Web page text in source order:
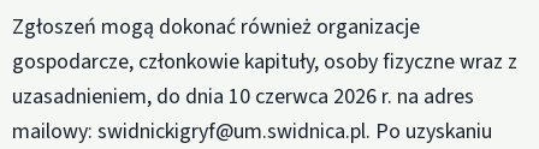
Zgłoszeń mogą dokonać również organizacje
gospodarcze, członkowie kapituły, osoby fizyczne wraz z
uzasadnieniem, do dnia 10 czerwca 2026 r. na adres
mailowy: swidnickigryf@um.swidnica.pl. Po uzyskaniu